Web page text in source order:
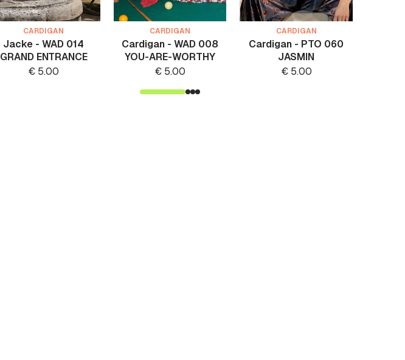
CARDIGAN
Jacke - WAD 014
GRAND ENTRANCE
€ 5.00
CARDIGAN
Cardigan - WAD 008
YOU-ARE-WORTHY
€5.00
CARDIGAN
Cardigan - PTO 060
JASMIN
€5.00